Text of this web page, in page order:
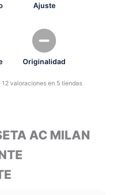
Ajuste
Originalidad
valoraciones en 5 tiendas
AC MILAN